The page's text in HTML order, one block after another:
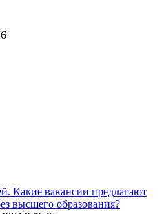
Какие вакансии предлагают
высшего образования?